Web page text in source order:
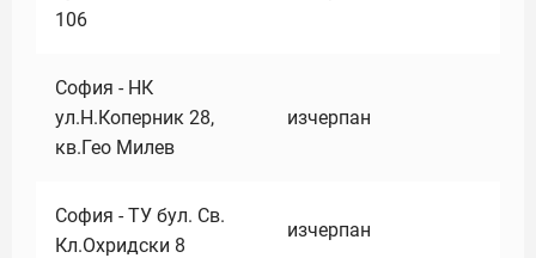
106
София - НК
ул.Н.Коперник 28,
кв.Гео Милев
изчерпан
София - ТУ бул. Св.
Кл.Охридски 8
изчерпан